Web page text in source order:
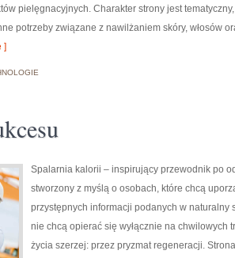
pielęgnacyjnych. Charakter strony jest
potrzeby związane z nawilżaniem skóry, włosów
]
Spalarnia kalorii – inspirujący przewodnik po
stworzony z myślą o osobach, które chcą
przystępnych informacji podanych w naturalny
nie chcą opierać się wyłącznie na chwilowych
życia szerzej: przez pryzmat regeneracji.